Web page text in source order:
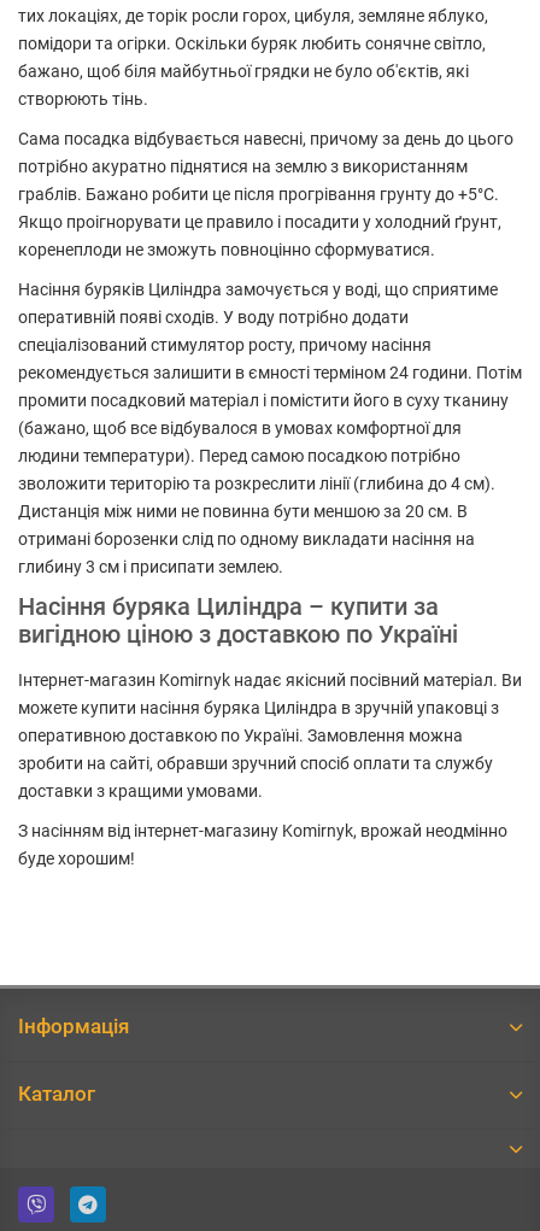
тих локаціях, де торік росли горох, цибуля, земляне яблуко,
помідори та огірки. Оскільки буряк любить сонячне світло,
бажано, щоб біля майбутньої грядки не було об'єктів, які
створюють тінь.
Сама посадка відбувається навесні, причому за день до цього
потрібно акуратно піднятися на землю з використанням
граблів. Бажано робити це після прогрівання грунту до +5°С.
Якщо проігнорувати це правило і посадити у холодний ґрунт,
коренеплоди не зможуть повноцінно сформуватися.
Насіння буряків Циліндра замочується у воді, що сприятиме
оперативній появі сходів. У воду потрібно додати
спеціалізований стимулятор росту, причому насіння
рекомендується залишити в ємності терміном 24 години. Потім
промити посадковий матеріал і помістити його в суху тканину
(бажано, щоб все відбувалося в умовах комфортної для
людини температури). Перед самою посадкою потрібно
зволожити територію та розкреслити лінії (глибина до 4 см).
Дистанція між ними не повинна бути меншою за 20 см. В
отримані борозенки слід по одному викладати насіння на
глибину 3 см і присипати землею.
Насіння буряка Циліндра – купити за
вигідною ціною з доставкою по Україні
Інтернет-магазин Komirnyk надає якісний посівний матеріал. Ви
можете купити насіння буряка Циліндра в зручній упаковці з
оперативною доставкою по Україні. Замовлення можна
зробити на сайті, обравши зручний спосіб оплати та службу
доставки з кращими умовами.
З насінням від інтернет-магазину Komirnyk, врожай неодмінно
буде хорошим!
Інформація
Каталог